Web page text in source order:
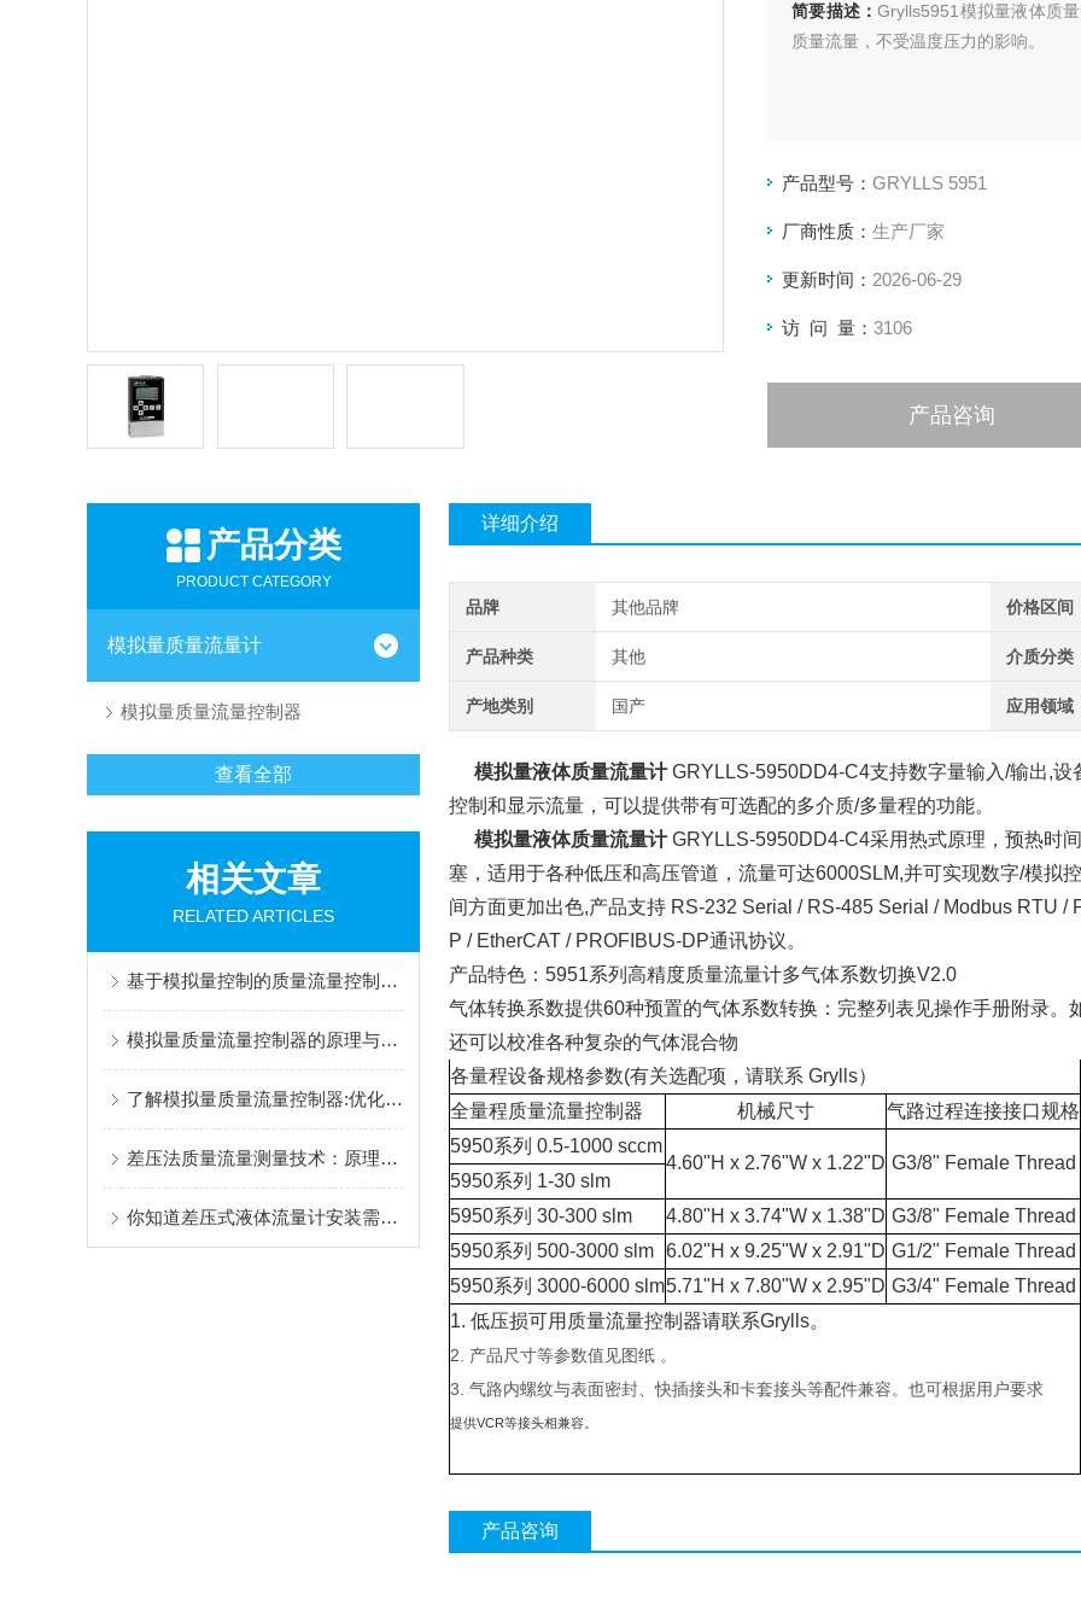
简要描述：Grylls5951模拟量液体质
质量流量，不受温度压力的影响。
产品型号： GRYLLS 5951
厂商性质： 生产厂家
更新时间： 2026-06-29
访 问 量： 3106
产品咨询
详细介绍
品牌 其他品牌 价格区间
产品种类 其他 介质分类
产地类别 国产 应用领域
模拟量液体质量流量计GRYLLS-5950DD4-C4支持数字量输入/输出,
控制和显示流量，可以提供带有可选配的多介质/多量程的功能。
模拟量液体质量流量计GRYLLS-5950DD4-C4采用热式原理，预热时
塞，适用于各种低压和高压管道，流量可达6000SLM,并可实现数字/模拟
间方面更加出色,产品支持 RS-232 Serial / RS-485 Serial / Modbus RTU
P / EtherCAT / PROFIBUS-DP通讯协议。
产品特色：5951系列高精度质量流量计多气体系数切换V2.0
气体转换系数提供60种预置的气体系数转换：完整列表见操作手册附录
还可以校准各种复杂的气体混合物
各量程设备规格参数(有关选配项，请联系 Grylls）
全量程质量流量控制器
机械尺寸
气路过程连接接口规格
5950系列 0.5-1000 sccm
4.60"H x 2.76"W x 1.22"D G3/8" Female Thread
5950系列 1-30 slm
5950系列 30-300 slm
4.80"H x 3.74"W x 1.38"D G3/8" Female Thread
5950系列 500-3000 slm 6.02"H x 9.25"W x 2.91"D G1/2" Female Thread
5950系列 3000-6000 slm5.71"H x 7.80"W x 2.95"D G3/4" Female Thread
1. 低压损可用质量流量控制器请联系Grylls。
2. 产品尺寸等参数值见图纸 。
3. 气路内螺纹与表面密封、快插接头和卡套接头等配件兼容。也可根据用户要求
提供VCR等接头相兼容。
产品咨询
产品分类
PRODUCT CATEGORY
模拟量质量流量计
模拟量质量流量控制器
查看全部
相关文章
RELATED ARTICLES
基于模拟量控制的质量流量控制器性能优化研究
模拟量质量流量控制器的原理与应用：精确控制流量的关键技术
了解模拟量质量流量控制器:优化工业流体控制的关键
差压法质量流量测量技术：原理、结构与应用
你知道差压式液体流量计安装需要注意哪些嘛